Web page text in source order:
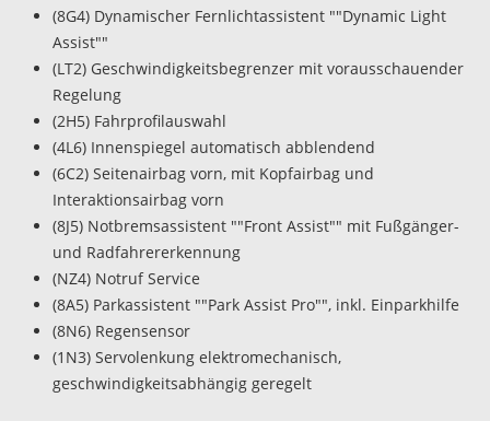
(8G4) Dynamischer Fernlichtassistent ""Dynamic Light
Assist""
(LT2) Geschwindigkeitsbegrenzer mit vorausschauender
Regelung
(2H5) Fahrprofilauswahl
(4L6) Innenspiegel automatisch abblendend
(6C2) Seitenairbag vorn, mit Kopfairbag und
Interaktionsairbag vorn
(8J5) Notbremsassistent ""Front Assist"" mit Fußgänger-
und Radfahrererkennung
(NZ4) Notruf Service
(8A5) Parkassistent ""Park Assist Pro"", inkl. Einparkhilfe
(8N6) Regensensor
(1N3) Servolenkung elektromechanisch,
geschwindigkeitsabhängig geregelt